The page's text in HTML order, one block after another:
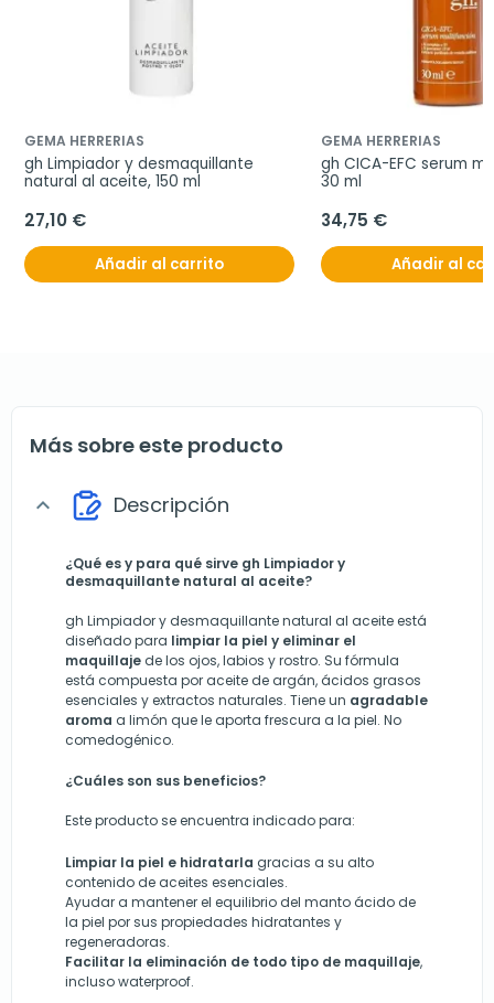
GEMA HERRERIAS
gh Limpiador y desmaquillante
natural al aceite, 150 ml
27,10 €
Añadir al carrito
GEMA HERRERIAS
gh CICA-EFC serum
30 ml
34,75 €
Añadir al
Más sobre este producto
expand_more Descripción
¿Qué es y para qué sirve gh Limpiador y
desmaquillante natural al aceite?
gh Limpiador y desmaquillante natural al aceite está
diseñado para limpiar la piel y eliminar el
maquillaje de los ojos, labios y rostro. Su fórmula
está compuesta por aceite de argán, ácidos grasos
esenciales y extractos naturales. Tiene un agradable
aroma a limón que le aporta frescura a la piel. No
comedogénico.
¿Cuáles son sus beneficios?
Este producto se encuentra indicado para:
Limpiar la piel e hidratarla gracias a su alto
contenido de aceites esenciales.
Ayudar a mantener el equilibrio del manto ácido de
la piel por sus propiedades hidratantes y
regeneradoras.
Facilitar la eliminación de todo tipo de maquillaje,
incluso waterproof.